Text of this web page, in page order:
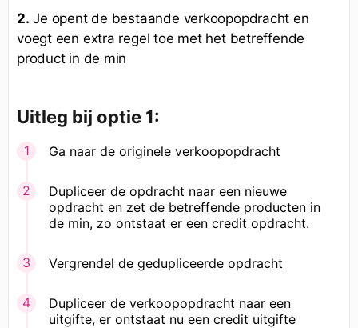
2. Je opent de bestaande verkoopopdracht en
voegt een extra regel toe met het betreffende
product in de min
Uitleg bij optie 1:
Ga naar de originele verkoopopdracht
Dupliceer de opdracht naar een nieuwe
opdracht en zet de betreffende producten in
de min, zo ontstaat er een credit opdracht.
Vergrendel de gedupliceerde opdracht
Dupliceer de verkoopopdracht naar een
uitgifte, er ontstaat nu een credit uitgifte